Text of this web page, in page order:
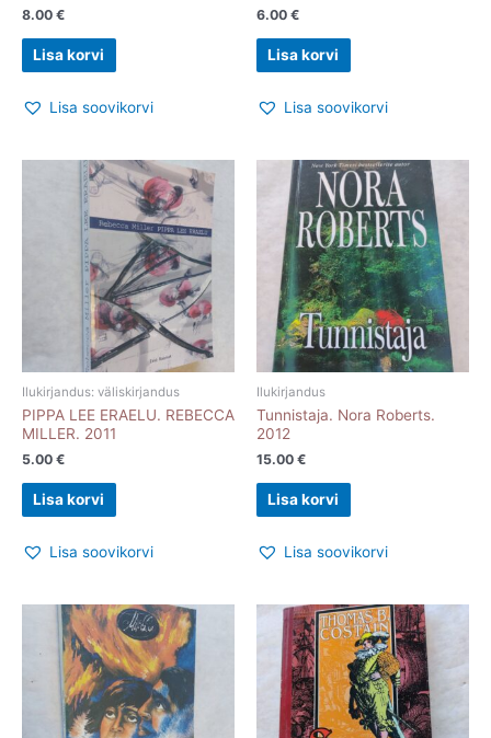
8.00 €
Lisa korvi
Lisa soovikorvi
6.00 €
Lisa korvi
Lisa soovikorvi
Ilukirjandus: väliskirjandus
PIPPA LEE ERAELU. REBECCA
MILLER. 2011
5.00 €
Lisa korvi
Lisa soovikorvi
Ilukirjandus
Tunnistaja. Nora Roberts.
2012
15.00 €
Lisa korvi
Lisa soovikorvi